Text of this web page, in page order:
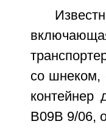
со шнеком,
контейнер
B09B 9/06,